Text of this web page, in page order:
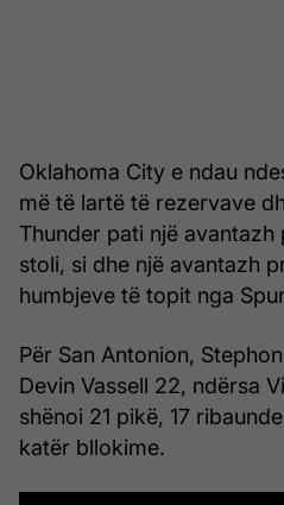
Oklahoma City e ndau
më të lartë të rezervave
Thunder pati një avantazh
stoli, si dhe një avantazh
humbjeve të topit nga
Për San Antonion,
Devin Vassell 22, ndërsa
shënoi 21 pikë, 17
katër bllokime.